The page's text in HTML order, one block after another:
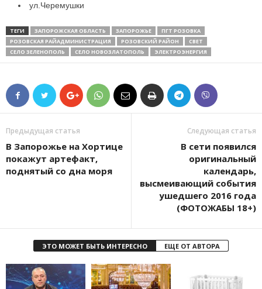
ул.Черемушки
ТЕГИ ЗАПОРОЖСКАЯ ОБЛАСТЬ ЗАПОРОЖЬЕ
ПГТ РОЗОВКА
РОЗОВСКАЯ РАЙАДМИНИСТРАЦИЯ
РОЗОВСКИЙ РАЙОН
СВЕТ
СЕЛО ЗЕЛЕНОПОЛЬ
СЕЛО НОВОЗЛАТОПОЛЬ ЭЛЕКТРОЭНЕРГИЯ
Предыдущая статья
В Запорожье на Хортице
покажут артефакт,
поднятый со дна моря
Следующая статья
В сети появился
оригинальный
календарь,
высмеивающий события
ушедшего 2016 года
(ФОТОЖАБЫ 18+)
ЭТО МОЖЕТ БЫТЬ ИНТЕРЕСНО ЕЩЕ ОТ АВТОРА